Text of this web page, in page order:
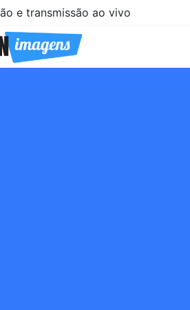
e transmissão ao vivo